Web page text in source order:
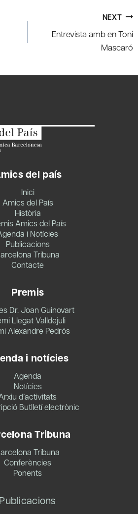
NEXT
Entrevista amb en Toni
Mascaró
del país
Inici
Amics del País
Història
Amics del País
i Notícies
Publicacions
Tribuna
Contacte
Premis
Dr. Joan Guinovart
Llegat Valldejuli
Alexandre Pedrós
i notícies
Agenda
Notícies
d’activitats
Butlletí electrònic
Tribuna
Tribuna
Conferències
Ponents
Publicacions